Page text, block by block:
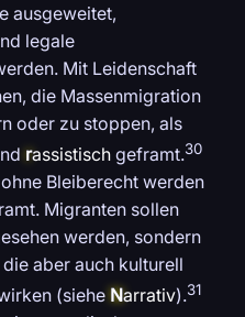
ausgeweitet,
legale
Mit Leidenschaft
die Massenmigration
oder zu stoppen, als
rassistisch geframt.30
Bleiberecht werden
Migranten sollen
werden, sondern
aber auch kulturell
(siehe Narrativ).31